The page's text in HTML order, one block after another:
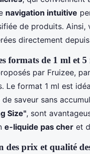
navigation intuitive
de produits.
directement
formats de 1 ml et 5
par Fruizee,
Le format 1 ml est
saveur sans
Size", sont
e-liquide pas cher et
des prix et qualité